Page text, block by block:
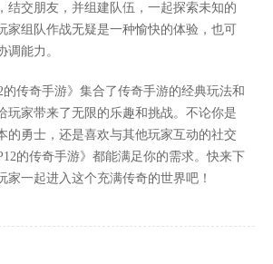
结交朋友，并组建队伍，一起探索未知的
家组队作战无疑是一种愉快的体验，也可
调能力。
的传奇手游》集合了传奇手游的经典玩法和
玩家带来了无限的乐趣和挑战。不论你是
的勇士，还是喜欢与其他玩家互动的社交
的传奇手游》都能满足你的需求。快来下
家一起进入这个充满传奇的世界吧！